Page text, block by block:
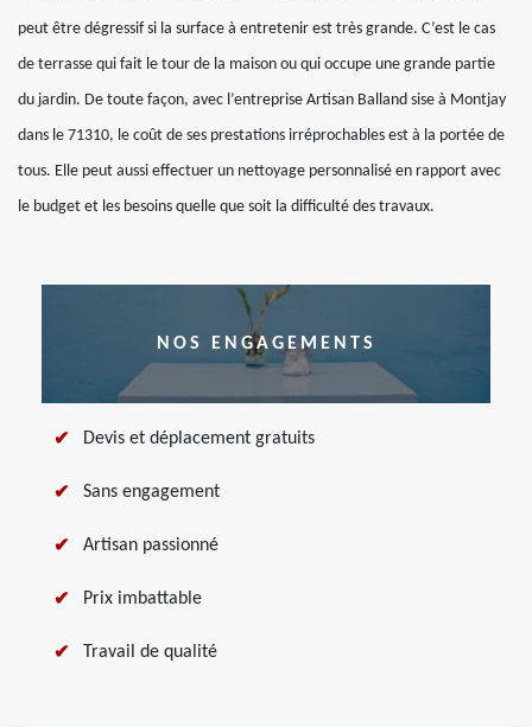
peut être dégressif si la surface à entretenir est très grande. C’est le cas
de terrasse qui fait le tour de la maison ou qui occupe une grande partie
du jardin. De toute façon, avec l’entreprise Artisan Balland sise à Montjay
dans le 71310, le coût de ses prestations irréprochables est à la portée de
tous. Elle peut aussi effectuer un nettoyage personnalisé en rapport avec
le budget et les besoins quelle que soit la difficulté des travaux.
NOS ENGAGEMENTS
Devis et déplacement gratuits
Sans engagement
Artisan passionné
Prix imbattable
Travail de qualité